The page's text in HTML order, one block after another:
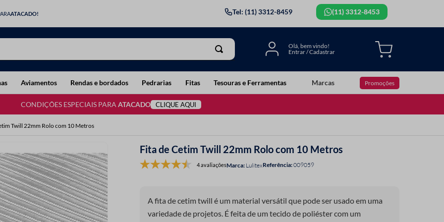
ATACADO! Tel: (11) 3312-8459 (11) 3312-8453
Aviamentos Rendas e bordados Pedrarias Fitas Tesouras e Ferramentas Marcas Promoções
CONDIÇÕES ESPECIAIS PARA ATACADO CLIQUE AQUI
Twill 22mm Rolo com 10 Metros
Fita de Cetim Twill 22mm Rolo com 10 Metros
4 avaliações LulitexReferência:009059
A fita de cetim twill é um material versátil que pode ser usado em uma
variedade de projetos. É feita de um tecido de poliéster com um